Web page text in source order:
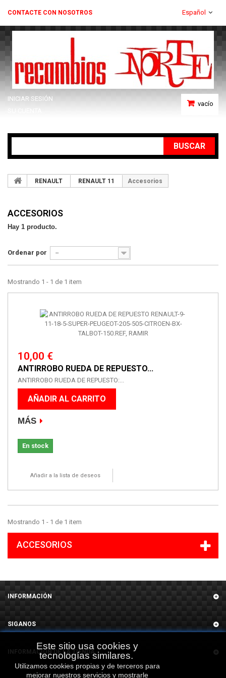
Español
CONTACTE CON NOSOTROS
vacío
INICIAR SESIÓN
BUSCAR
RENAULT RENAULT 11 Accesorios
ACCESORIOS
Hay 1 producto.
Ordenar por --
Mostrando 1 - 1 de 1 item
10,00 €
ANTIRROBO RUEDA DE REPUESTO...
ANTIRROBO RUEDA DE REPUESTO:...
AÑADIR AL CARRITO
MÁS
En stock
Añadir a la lista de deseos
Mostrando 1 - 1 de 1 item
ACCESORIOS
INFORMACIÓN
Este sitio usa cookies y
tecnologías similares.
Utilizamos cookies propias y de terceros para
mejorar nuestros servicios y mostrarle
SIGANOS
INFORMACIÓN DE LA TIENDA